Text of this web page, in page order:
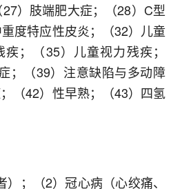
）肢端肥大症；（28）C型
度特应性皮炎；（32）儿童
；（35）儿童视力残疾；
；（39）注意缺陷与多动障
（42）性早熟；（43）四氢
；（2）冠心病（心绞痛、